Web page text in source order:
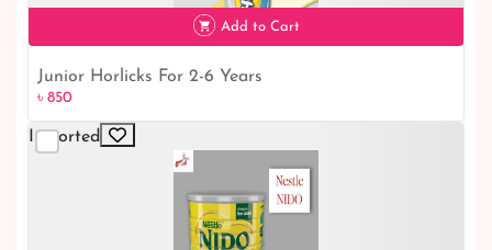
৳ 950
Add to Cart
Junior Horlicks For 2-6 Years
৳ 850
Imported